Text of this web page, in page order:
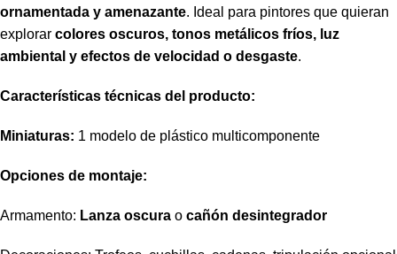
ornamentada y amenazante. Ideal para pintores que quieran
explorar colores oscuros, tonos metálicos fríos, luz
ambiental y efectos de velocidad o desgaste.
Características técnicas del producto:
Miniaturas: 1 modelo de plástico multicomponente
Opciones de montaje:
Armamento: Lanza oscura o cañón desintegrador